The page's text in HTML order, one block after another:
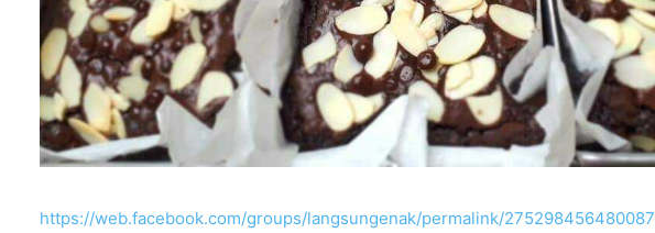
https://web.facebook.com/groups/langsungenak/permalink/